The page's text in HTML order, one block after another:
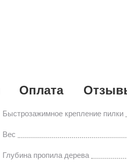
Оплата
Быстрозажимное крепление пилки
Вес
Глубина пропила дерева